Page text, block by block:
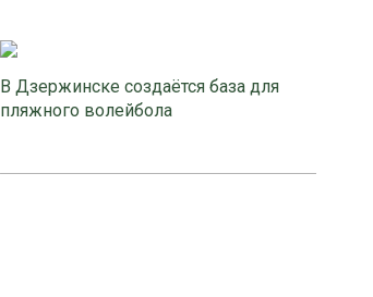
В Дзержинске создаётся база для
пляжного волейбола